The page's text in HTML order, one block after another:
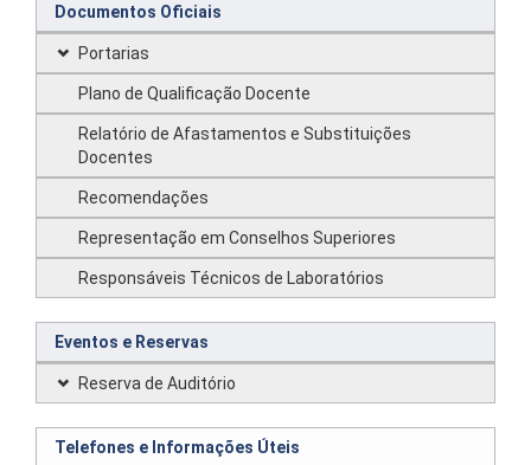
Documentos Oficiais
Portarias
Plano de Qualificação Docente
Relatório de Afastamentos e Substituições
Docentes
Recomendações
Representação em Conselhos Superiores
Responsáveis Técnicos de Laboratórios
Eventos e Reservas
Reserva de Auditório
Telefones e Informações Úteis